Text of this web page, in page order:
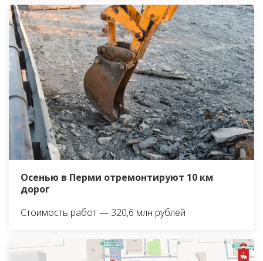
Осенью в Перми отремонтируют 10 км
дорог
Стоимость работ — 320,6 млн рублей